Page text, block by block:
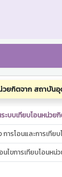
วยกิตจาก สถาบัน
ระบบเทียบโอนหน่ว
การโอนและการเ
นไขการเทียบโอนห